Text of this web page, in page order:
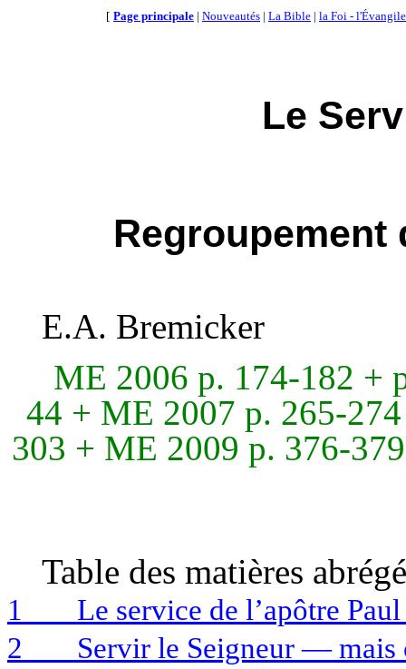
[ Page principale | Nouveautés | La Bible | la Foi - l'Évangile
Le
E.A. Bremicker
ME 2006 p. 174-182 +
44 + ME 2007 p. 265-
303 + ME 2009 p. 376-
Table des matières
1
Le service de l’apôtre
2
Servir le Seigneur —